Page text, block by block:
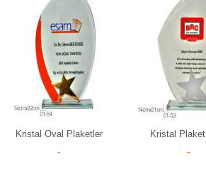
Kristal Oval Plaketler
-
Kristal
-